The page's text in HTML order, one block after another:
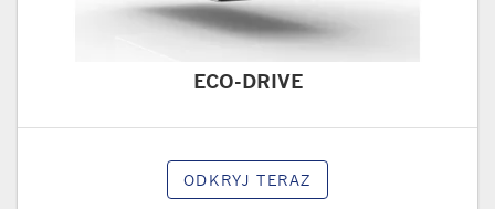
ECO-DRIVE
ODKRYJ TERAZ